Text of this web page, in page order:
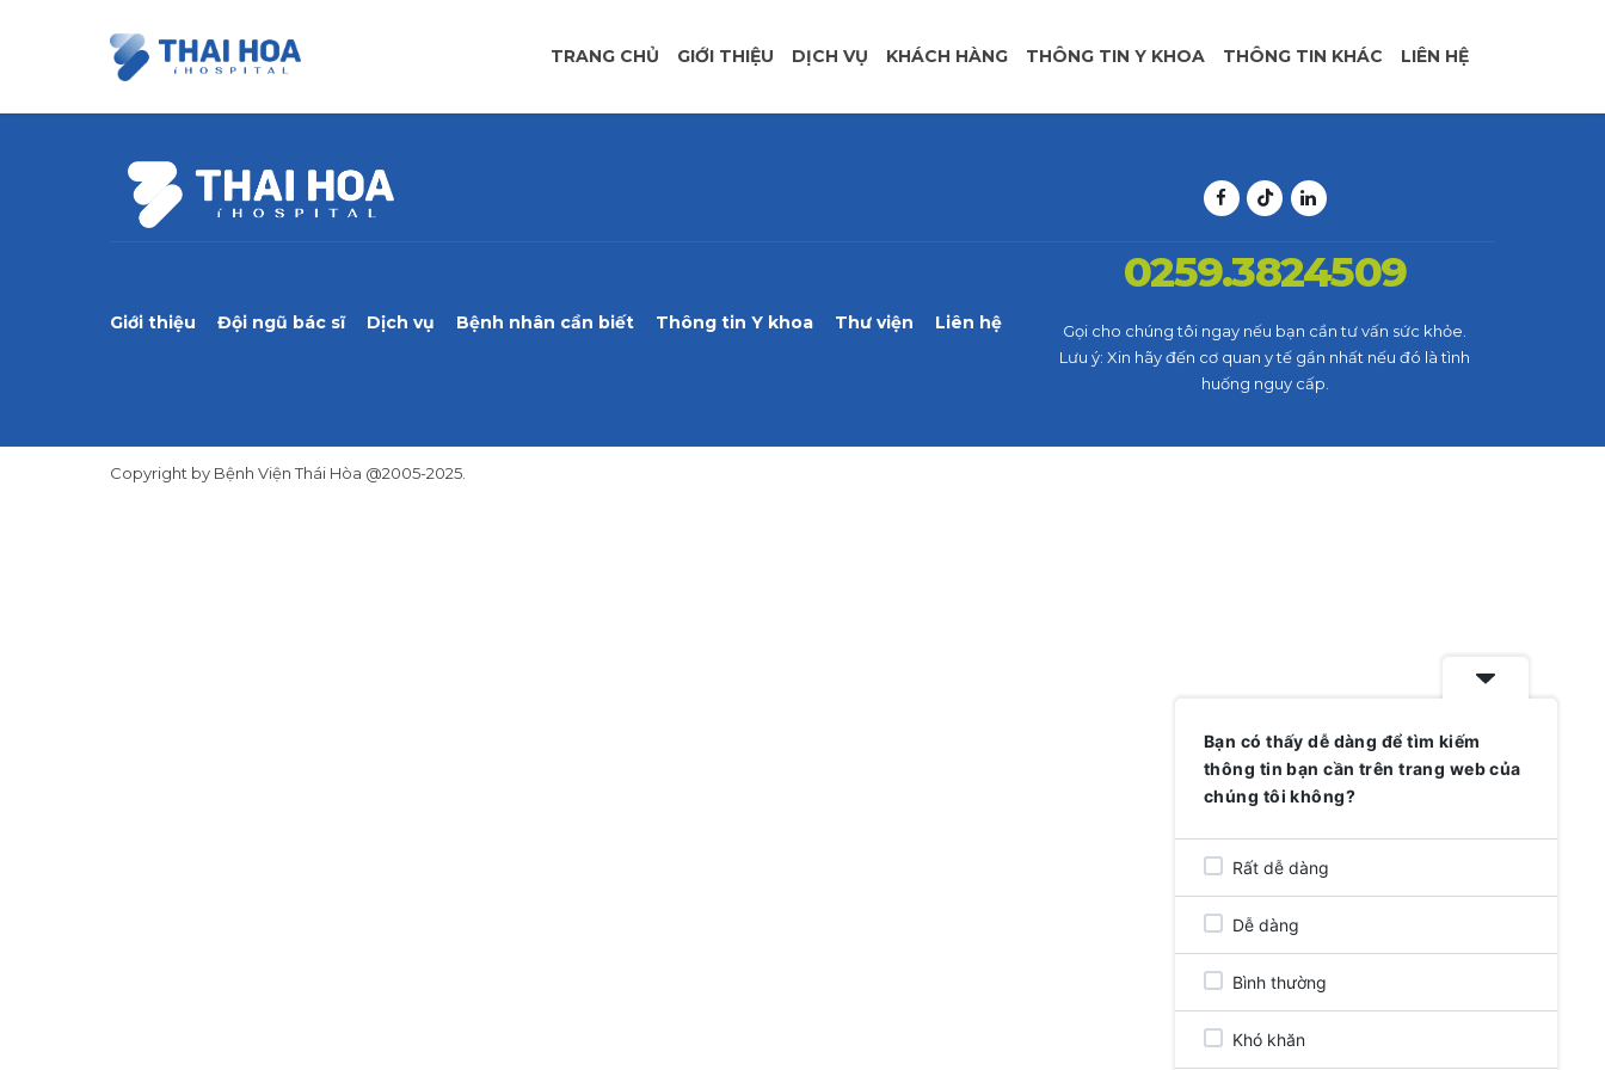
TRANG CHỦ GIỚI THIỆU DỊCH VỤ KHÁCH HÀNG THÔNG TIN Y KHOA THÔNG TIN KHÁC LIÊN HỆ
Giới thiệu Đội ngũ bác sĩ Dịch vụ Bệnh nhân cần biết Thông tin Y khoa Thư viện Liên hệ
0259.3824509
Gọi cho chúng tôi ngay nếu bạn cần tư vấn sức khỏe.
Lưu ý: Xin hãy đến cơ quan y tế gần nhất nếu đó là tình
huống nguy cấp.
Copyright by Bệnh Viện Thái Hòa @2005-2025.
Bạn có thấy dễ dàng để tìm kiếm
thông tin bạn cần trên trang web của
chúng tôi không?
Rất dễ dàng
Dễ dàng
Bình thường
Khó khăn